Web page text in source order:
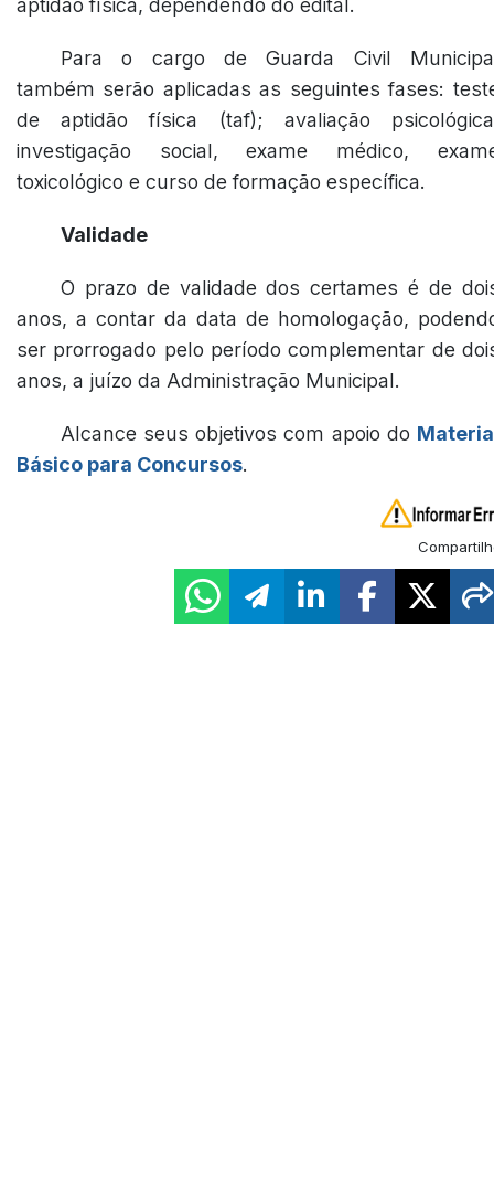
aptidão física, dependendo do edital.
Para o cargo de Guarda Civil
também serão aplicadas as seguintes fases:
de aptidão física (taf); avaliação
investigação social, exame médico,
toxicológico e curso de formação específica.
Validade
O prazo de validade dos certames é de
anos, a contar da data de homologação,
ser prorrogado pelo período complementar de
anos, a juízo da Administração Municipal.
Alcance seus objetivos com apoio do
Básico para Concursos.